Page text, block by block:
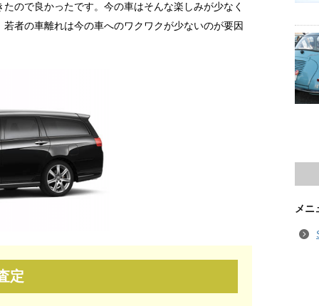
ので良かったです。今の車はそんな楽しみが少なく
者の車離れは今の車へのワクワクが少ないのが要因
定
メニ